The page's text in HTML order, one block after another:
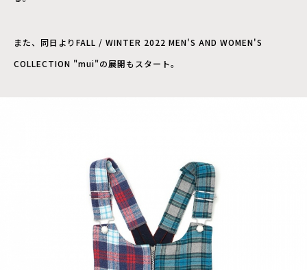
また、同日よりFALL / WINTER 2022 MEN'S AND WOMEN'S
COLLECTION "mui"の展開もスタート。